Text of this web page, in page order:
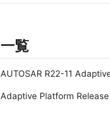
一覧
AUTOSAR R22-11
Adaptive Platform